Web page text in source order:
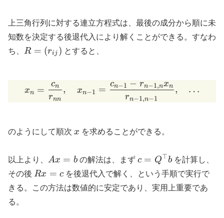
上三角行列に対する連立方程式は、最後の成分から順に未
知数を決定する後退代入により解くことができる。すなわ
ち、
R=
R = (rij ) とすると、
x_n =
xn =
rnn
cn , xn−1 =
rn−1,n−1
cn−1 − rn−1,nxn , …
のようにして順次 x
x を求めることができる。
以上より、 Ax=b
Ax = bの解法は、まず c=Q^{\top}b
c = Q⊤bを計算し、
その後 Rx=c
Rx = cを後退代入で解く、という手順で実行で
きる。この方法は数値的に安定であり、実用上重要であ
る。